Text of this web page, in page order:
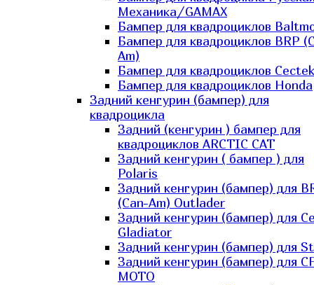
Механика/GAMAX
Бампер для квадроциклов
Бампер для квадроциклов BRP
Am)
Бампер для квадроциклов Cectek
Бампер для квадроциклов Honda
Задний кенгурин (бампер) для
квадроцикла
Задний (кенгурин ) бампер для
квадроциклов ARCTIC CAT
Задний кенгурин ( бампер ) для
Polaris
Задний кенгурин (бампер) для
(Can-Am) Outlader
Задний кенгурин (бампер) для
Gladiator
Задний кенгурин (бампер) для
Задний кенгурин (бампер) для
MOTO